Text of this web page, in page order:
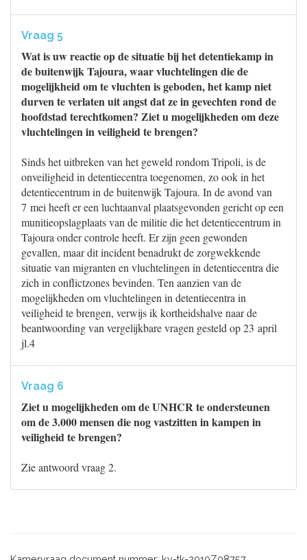
Vraag 5
Wat is uw reactie op de situatie bij het detentiekamp in
de buitenwijk Tajoura, waar vluchtelingen die de
mogelijkheid om te vluchten is geboden, het kamp niet
durven te verlaten uit angst dat ze in gevechten rond de
hoofdstad terechtkomen? Ziet u mogelijkheden om deze
vluchtelingen in veiligheid te brengen?
Sinds het uitbreken van het geweld rondom Tripoli, is de
onveiligheid in detentiecentra toegenomen, zo ook in het
detentiecentrum in de buitenwijk Tajoura. In de avond van
7 mei heeft er een luchtaanval plaatsgevonden gericht op een
munitieopslagplaats van de militie die het detentiecentrum in
Tajoura onder controle heeft. Er zijn geen gewonden
gevallen, maar dit incident benadrukt de zorgwekkende
situatie van migranten en vluchtelingen in detentiecentra die
zich in conflictzones bevinden. Ten aanzien van de
mogelijkheden om vluchtelingen in detentiecentra in
veiligheid te brengen, verwijs ik kortheidshalve naar de
beantwoording van vergelijkbare vragen gesteld op 23 april
jl.4
Vraag 6
Ziet u mogelijkheden om de UNHCR te ondersteunen
om de 3.000 mensen die nog vastzitten in kampen in
veiligheid te brengen?
Zie antwoord vraag 2.